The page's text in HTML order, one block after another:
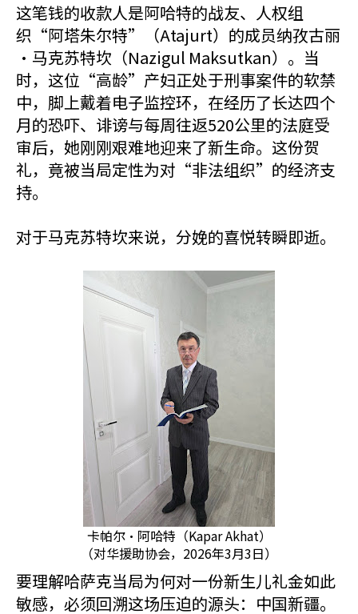
这笔钱的收款人是阿哈特的战友、人权组
织“阿塔朱尔特”（Atajurt）的成员纳孜古丽
·马克苏特坎（Nazigul Maksutkan）。当
时，这位“高龄”产妇正处于刑事案件的软禁
中，脚上戴着电子监控环，在经历了长达四个
月的恐吓、诽谤与每周往返520公里的法庭受
审后，她刚刚艰难地迎来了新生命。这份贺
礼，竟被当局定性为对“非法组织”的经济支
持。
对于马克苏特坎来说，分娩的喜悦转瞬即逝。
卡帕尔·阿哈特（Kapar Akhat）
（对华援助协会，2026年3月3日）
要理解哈萨克当局为何对一份新生儿礼金如此
敏感，必须回溯这场压迫的源头：中国新疆。